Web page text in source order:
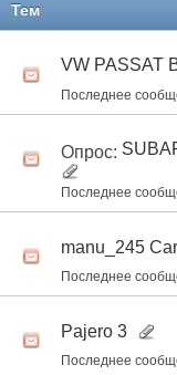
Тем
VW PASSAT
Последнее
Опрос:
Последнее
manu_245
Последнее
Pajero 3
Последнее